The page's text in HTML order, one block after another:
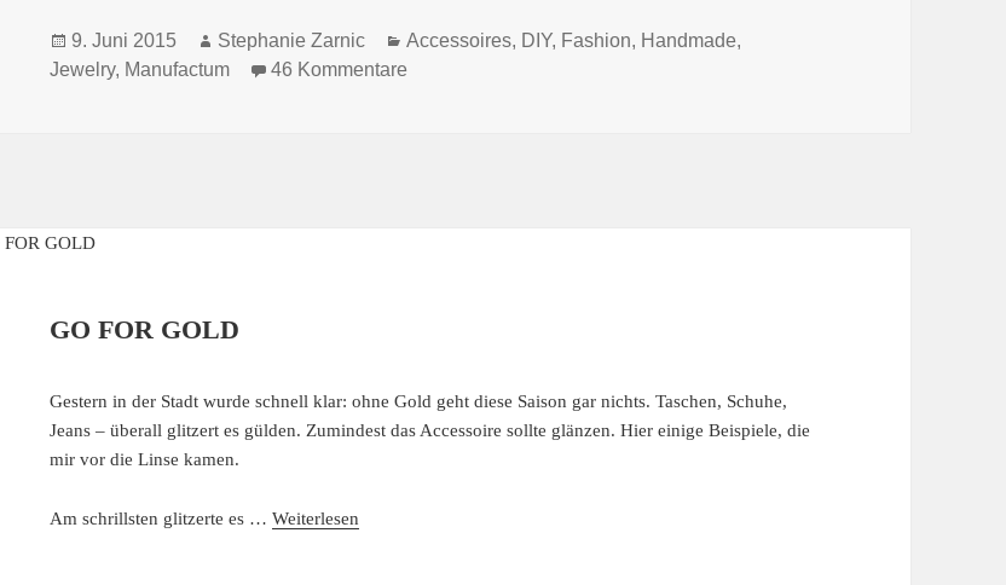
Veröffentlicht
am
9. Juni 2015 Autor
Stephanie Zarnic Kategorien
Accessoires, DIY, Fashion, Handmade,
Jewelry, Manufactum 46 Kommentare
GO FOR GOLD
Gestern in der Stadt wurde schnell klar: ohne Gold geht diese Saison gar nichts. Taschen, Schuhe,
Jeans – überall glitzert es gülden. Zumindest das Accessoire sollte glänzen. Hier einige Beispiele, die
mir vor die Linse kamen.
Am schrillsten glitzerte es …Weiterlesen